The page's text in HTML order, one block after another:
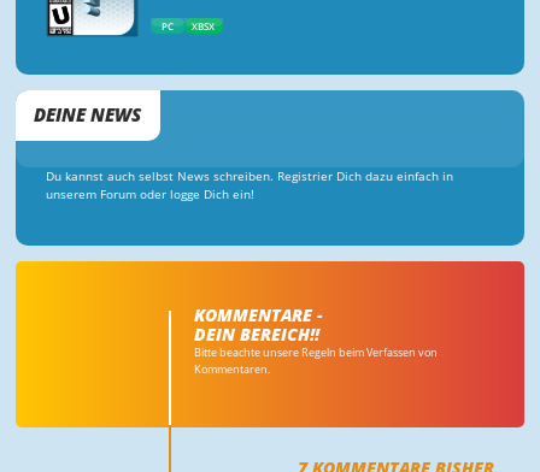
PC XBSX
DEINE NEWS
Du kannst auch selbst News schreiben. Registrier Dich dazu einfach in
unserem Forum oder logge Dich ein!
KOMMENTARE -
DEIN BEREICH!!
Bitte beachte unsere Regeln beim Verfassen von
Kommentaren.